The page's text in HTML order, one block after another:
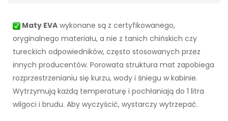
Maty EVA wykonane są z certyfikowanego,
oryginalnego materiału, a nie z tanich chińskich czy
tureckich odpowiedników, często stosowanych przez
innych producentów. Porowata struktura mat zapobiega
rozprzestrzenianiu się kurzu, wody i śniegu w kabinie.
Wytrzymują każdą temperaturę i pochłaniają do 1 litra
wilgoci i brudu. Aby wyczyścić, wystarczy wytrzepać.